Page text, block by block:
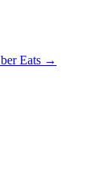
Eats →